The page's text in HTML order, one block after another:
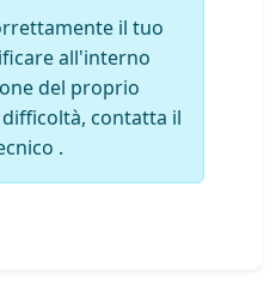
il tuo
all'interno
del proprio
difficoltà, contatta il
.